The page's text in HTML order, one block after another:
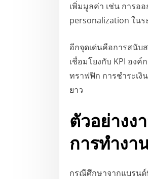
เพิ่มมูลค่า เช่น การอ
personalization ในร
อีกจุดเด่นคือการสนับ
เชื่อมโยงกับ KPI องค์
ทราฟฟิก การชำระเ
ยาว
ตัวอย่างง
การทำงา
กรณีศึกษาจากแบรนด์